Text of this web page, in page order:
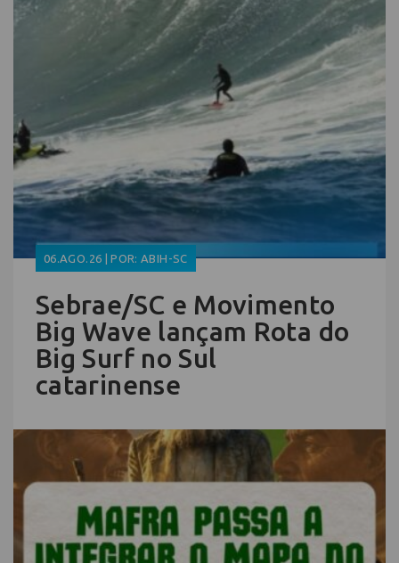
06.AGO.26 | POR: ABIH-SC
Sebrae/SC e Movimento
Big Wave lançam Rota do
Big Surf no Sul
catarinense